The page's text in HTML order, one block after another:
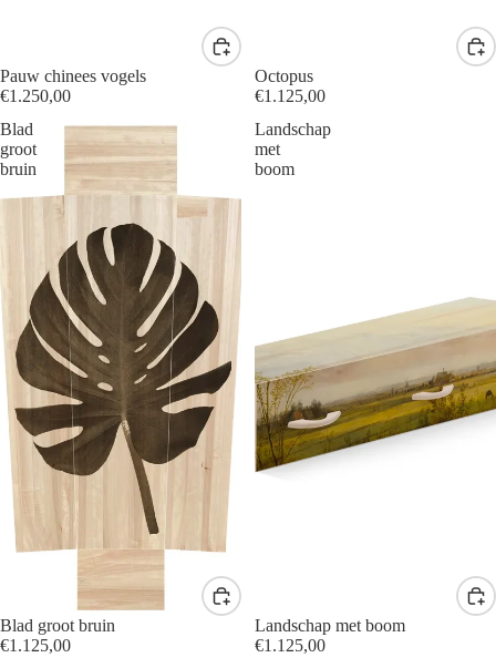
Pauw chinees vogels
€1.250,00
Octopus
€1.125,00
Blad
groot
bruin
Blad groot bruin
€1.125,00
Landschap
met
boom
Landschap met boom
€1.125,00